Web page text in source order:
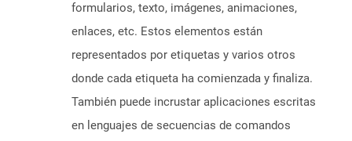
formularios, texto, imágenes, animaciones,
enlaces, etc. Estos elementos están
representados por etiquetas y varios otros
donde cada etiqueta ha comienzada y finaliza.
También puede incrustar aplicaciones escritas
en lenguajes de secuencias de comandos